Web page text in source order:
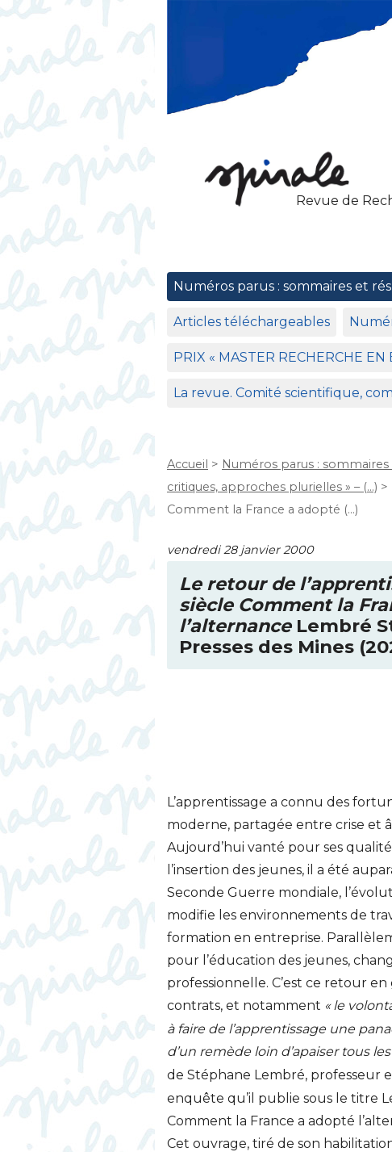
Revue de
Numéros parus : sommaires et
Articles téléchargeables
PRIX « MASTER RECHERCHE EN
La revue. Comité scientifique,
Accueil > Numéros parus :
critiques, approches plurielles » – (…) >
Comment la France a adopté (…)
vendredi 28 janvier 2000
Le retour de
siècle Comment la
l’alternanceLembré
Presses des Mines
L’apprentissage a connu des
moderne, partagée entre crise et
Aujourd’hui vanté pour ses
l’insertion des jeunes, il a été
Seconde Guerre mondiale,
modifie les environnements de
formation en entreprise.
pour l’éducation des jeunes,
professionnelle. C’est ce retour
contrats, et notamment « le
à faire de l’apprentissage une
d’un remède loin d’apaiser tous
de Stéphane Lembré, professeur
enquête qu’il publie sous le titre
Comment la France a adopté
Cet ouvrage, tiré de son